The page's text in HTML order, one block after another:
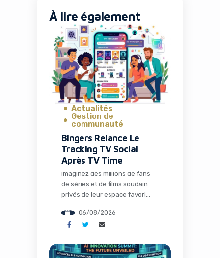
À lire également
Actualités
Gestion de
communauté
Bingers Relance Le
Tracking TV Social
Après TV Time
Imaginez des millions de fans
de séries et de films soudain
privés de leur espace favori
partager memes et suivre leurs
visionnages en communauté.
passé avec la fermeture de TV
Time, une application culte qui
06/08/2026